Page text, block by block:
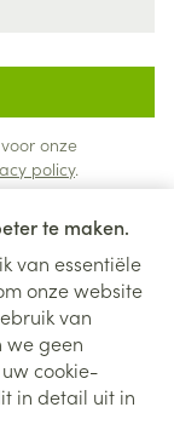
te maken.
van essentiële
onze website
van
we geen
cookie-
in detail uit in
onze
policy.